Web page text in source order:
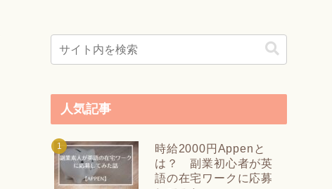
人気記事
時給2000円Appenと
は？ 副業初心者が英
語の在宅ワークに応募